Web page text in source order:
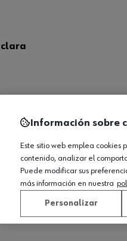
Información sobre
Este sitio web emplea cookies
contenido, analizar el
Puede modificar sus
más información en nuestra
Personalizar